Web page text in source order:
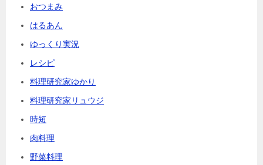
おつまみ
はるあん
ゆっくり実況
レシピ
料理研究家ゆかり
料理研究家リュウジ
時短
肉料理
野菜料理